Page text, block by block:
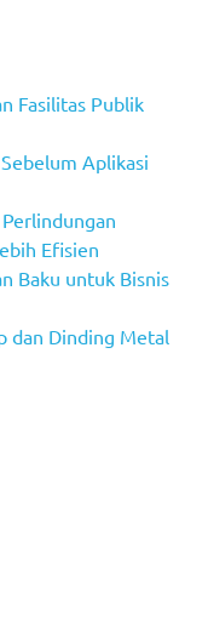
Fasilitas Publik
Aplikasi
Efisien
Baku untuk Bisnis
dan Dinding Metal